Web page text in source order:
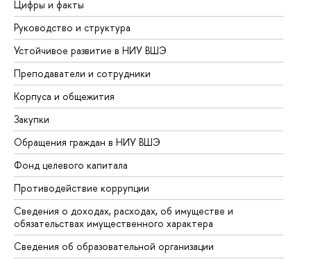
Цифры и факты
Руководство и структура
Устойчивое развитие в НИУ ВШЭ
Преподаватели и сотрудники
Корпуса и общежития
Закупки
Обращения граждан в НИУ ВШЭ
Фонд целевого капитала
Противодействие коррупции
Сведения о доходах, расходах, об имуществе и
обязательствах имущественного характера
Сведения об образовательной организации